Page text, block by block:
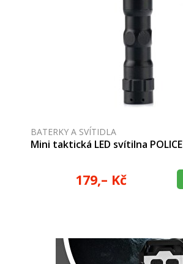
BATERKY A SVÍTIDLA
Mini taktická LED svítilna POLICE
179,– Kč